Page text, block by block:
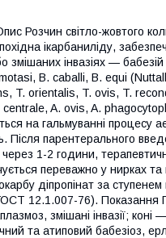
Розчин світло-жовтого
ікарбаниліду,
змішаних інвазіях —
B. caballi, B. еqui
T. orientalis, T. ovis, T.
A. ovis, A.
на гальмуванні процесу
Після парентерального
через 1-2 години,
переважно у нирках та
діпропінат за
12.1.007-76). Показання
змішані інвазії; коні
та атиповий бабезіоз,